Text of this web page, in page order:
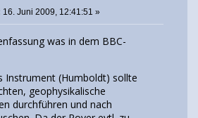
16. Juni 2009, 12:41:51 »
was in dem BBC-
Instrument (Humboldt) sollte
geophysikalische
durchführen und nach